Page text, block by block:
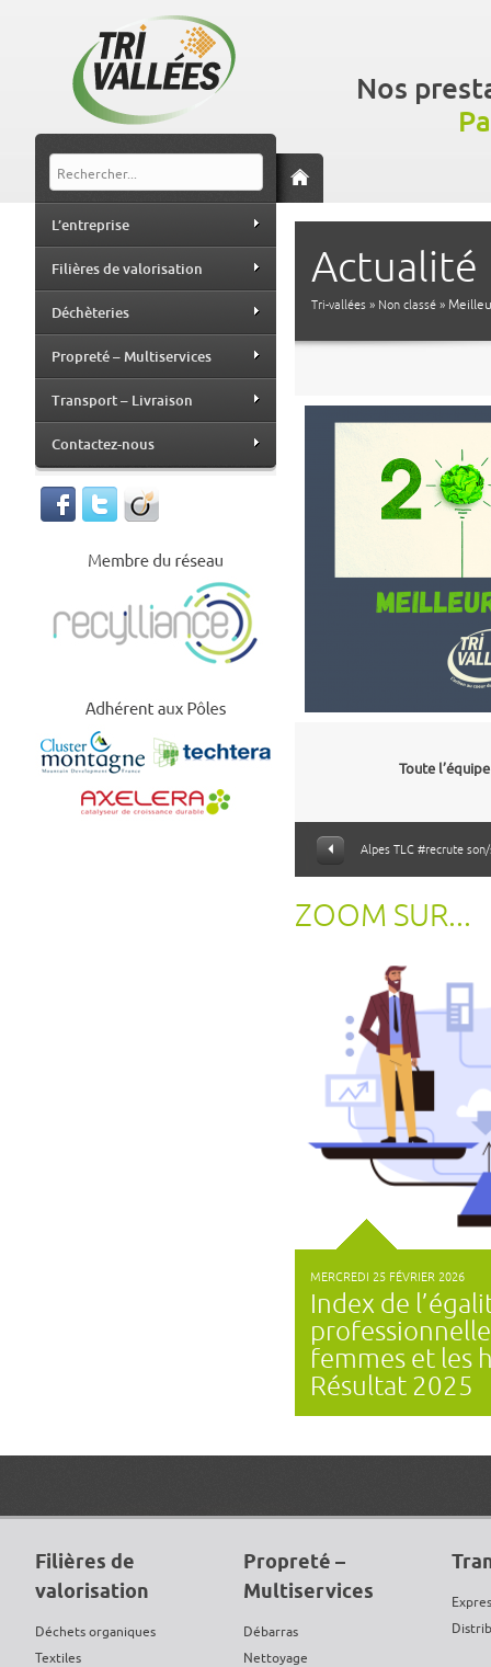
Nos
Actualité
Tri-vallées » Non classé »
Toute
Alpes TLC #recrute
ZOOM SUR...
MERCREDI 25 FÉVRIER 2026
Index de
femmes et les
Résultat 2025
L’entreprise
Filières de valorisation
Déchèteries
Propreté – Multiservices
Transport – Livraison
Contactez-nous
Filières de
valorisation
Déchets organiques
Textiles
Propreté –
Multiservices
Débarras
Nettoyage